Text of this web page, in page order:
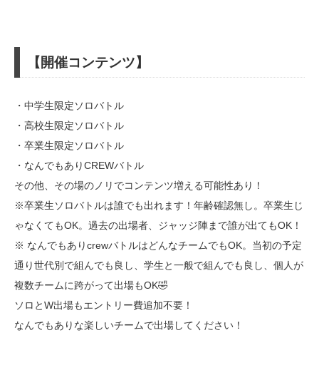
【開催コンテンツ】
・中学生限定ソロバトル
・高校生限定ソロバトル
・卒業生限定ソロバトル
・なんでもありCREWバトル
その他、その場のノリでコンテンツ増える可能性あり！
※卒業生ソロバトルは誰でも出れます！年齢確認無し。卒業生じ
ゃなくてもOK。過去の出場者、ジャッジ陣まで誰が出てもOK！
※ なんでもありcrewバトルはどんなチームでもOK。当初の予定
通り世代別で組んでも良し、学生と一般で組んでも良し、個人が
複数チームに跨がって出場もOK🤣
ソロとW出場もエントリー費追加不要！
なんでもありな楽しいチームで出場してください！